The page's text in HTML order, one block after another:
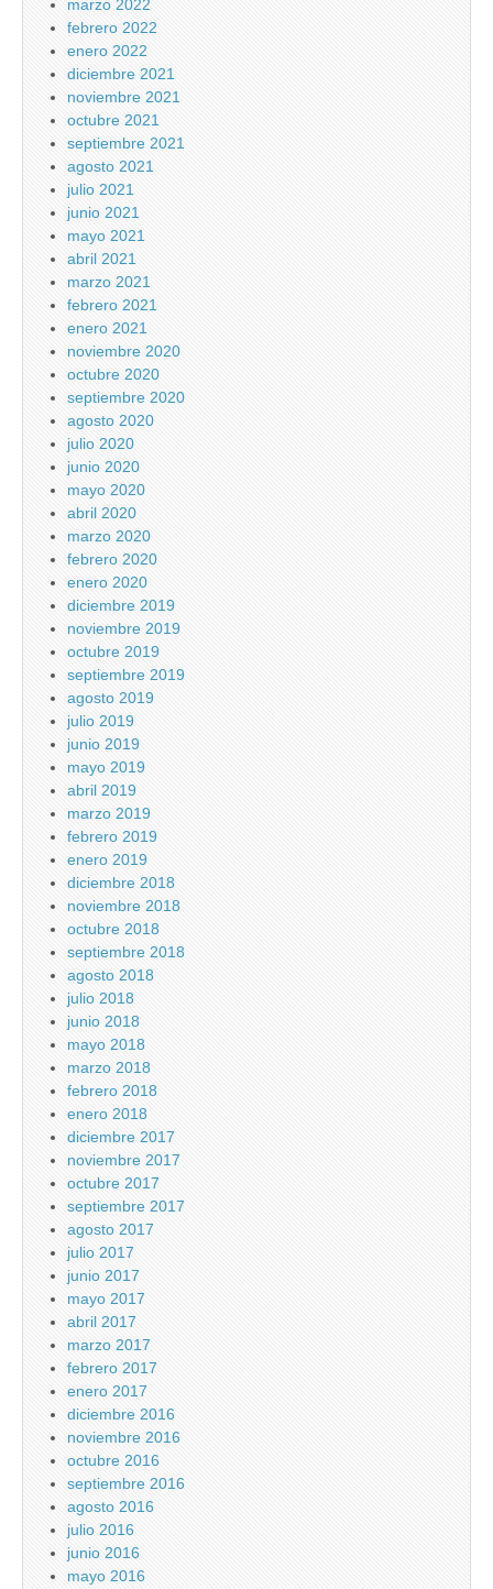
marzo 2022
febrero 2022
enero 2022
diciembre 2021
noviembre 2021
octubre 2021
septiembre 2021
agosto 2021
julio 2021
junio 2021
mayo 2021
abril 2021
marzo 2021
febrero 2021
enero 2021
noviembre 2020
octubre 2020
septiembre 2020
agosto 2020
julio 2020
junio 2020
mayo 2020
abril 2020
marzo 2020
febrero 2020
enero 2020
diciembre 2019
noviembre 2019
octubre 2019
septiembre 2019
agosto 2019
julio 2019
junio 2019
mayo 2019
abril 2019
marzo 2019
febrero 2019
enero 2019
diciembre 2018
noviembre 2018
octubre 2018
septiembre 2018
agosto 2018
julio 2018
junio 2018
mayo 2018
marzo 2018
febrero 2018
enero 2018
diciembre 2017
noviembre 2017
octubre 2017
septiembre 2017
agosto 2017
julio 2017
junio 2017
mayo 2017
abril 2017
marzo 2017
febrero 2017
enero 2017
diciembre 2016
noviembre 2016
octubre 2016
septiembre 2016
agosto 2016
julio 2016
junio 2016
mayo 2016